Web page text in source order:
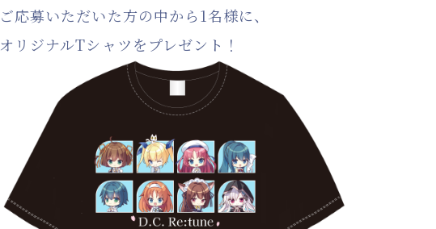
ご応募いただいた方の中から1名様に、
オリジナルTシャツをプレゼント！